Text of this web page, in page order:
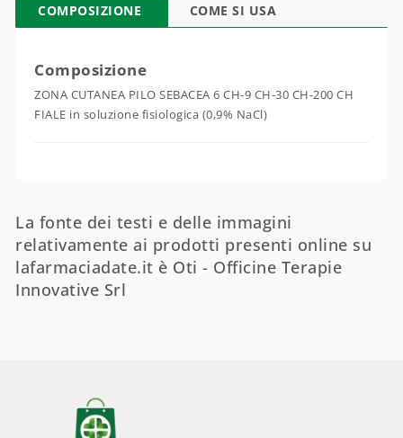
COMPOSIZIONE COME SI USA
Composizione
ZONA CUTANEA PILO SEBACEA 6 CH-9 CH-30 CH-200 CH
FIALE in soluzione fisiologica (0,9% NaCl)
La fonte dei testi e delle immagini
relativamente ai prodotti presenti online su
lafarmaciadate.it è Oti - Officine Terapie
Innovative Srl